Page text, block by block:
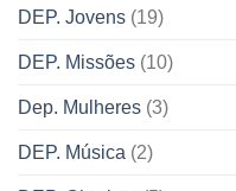
DEP. Jovens (19)
DEP. Missões (10)
Dep. Mulheres (3)
DEP. Música (2)